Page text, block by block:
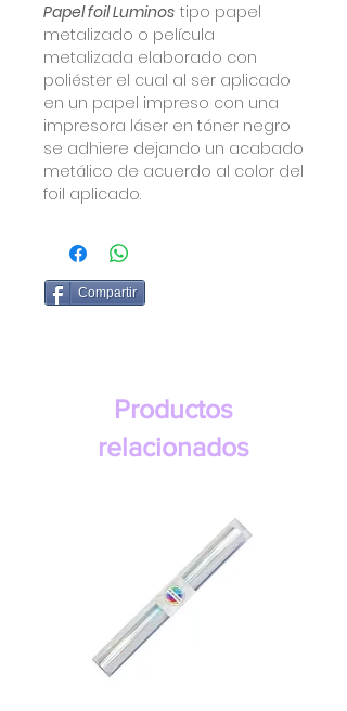
Papel foil Luminos tipo papel
metalizado o película
metalizada elaborado con
poliéster el cual al ser aplicado
en un papel impreso con una
impresora láser en tóner negro
se adhiere dejando un acabado
metálico de acuerdo al color del
foil aplicado.
Compartir
Productos
relacionados